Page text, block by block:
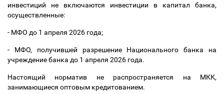
инвестиций не включаются инвестиции в капитал банка,
осуществленные:
- МФО до 1 апреля 2026 года;
- МФО, получившей разрешение Национального банка на
учреждение банка до 1 апреля 2026 года.
Настоящий норматив не распространяется на МКК,
занимающиеся оптовым кредитованием.